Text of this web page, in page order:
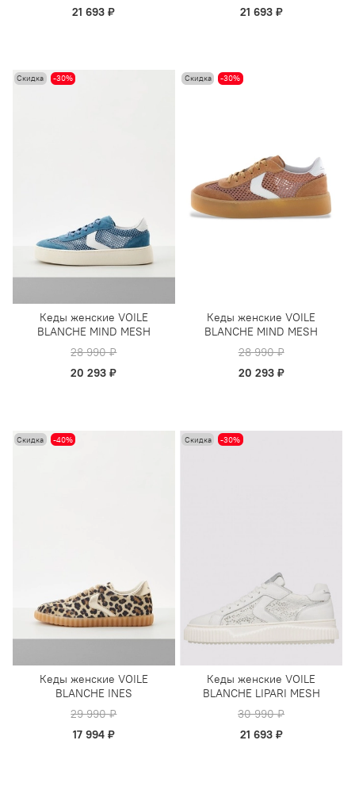
21 693 ₽
21 693 ₽
Скидка -30%
Кеды женские VOILE
BLANCHE MIND MESH
28 990 ₽
20 293 ₽
Скидка -30%
Кеды женские VOILE
BLANCHE MIND MESH
28 990 ₽
20 293 ₽
Скидка -40%
Кеды женские VOILE
BLANCHE INES
29 990 ₽
17 994 ₽
Скидка -30%
Кеды женские VOILE
BLANCHE LIPARI MESH
30 990 ₽
21 693 ₽